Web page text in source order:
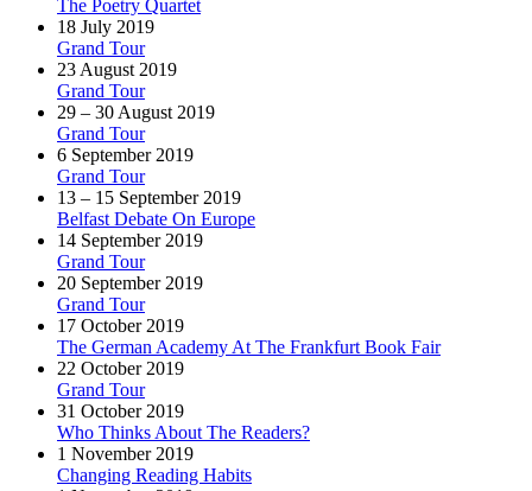
The Poetry Quartet
18 July 2019
Grand Tour
23 August 2019
Grand Tour
29 – 30 August 2019
Grand Tour
6 September 2019
Grand Tour
13 – 15 September 2019
Belfast Debate On Europe
14 September 2019
Grand Tour
20 September 2019
Grand Tour
17 October 2019
The German Academy At The Frankfurt Book Fair
22 October 2019
Grand Tour
31 October 2019
Who Thinks About The Readers?
1 November 2019
Changing Reading Habits